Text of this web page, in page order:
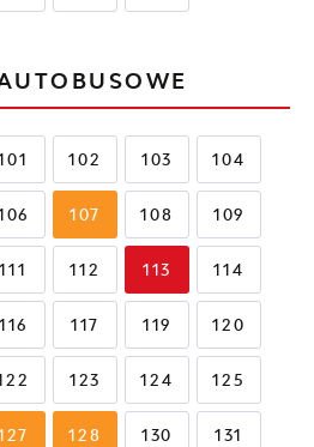
102 103 104
107 108 109
111 112 113 114
116 117 119 120
123 124 125
128 130 131